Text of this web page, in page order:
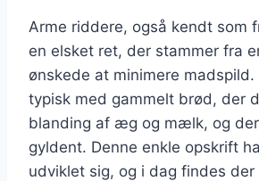
Arme riddere, også kendt som
en elsket ret, der stammer fra
ønskede at minimere madspild.
typisk med gammelt brød, der
blanding af æg og mælk, og
gyldent. Denne enkle opskrift
udviklet sig, og i dag findes der